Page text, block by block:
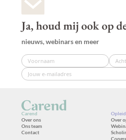
Ja, houd mij ook op
nieuws, webinars en meer
Carend
Over ons
Ons team
Contact
Over